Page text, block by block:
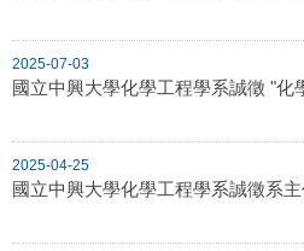
2025-07-03
國立中興大學化學工程學系誠徵 "化
2025-04-25
國立中興大學化學工程學系誠徵系